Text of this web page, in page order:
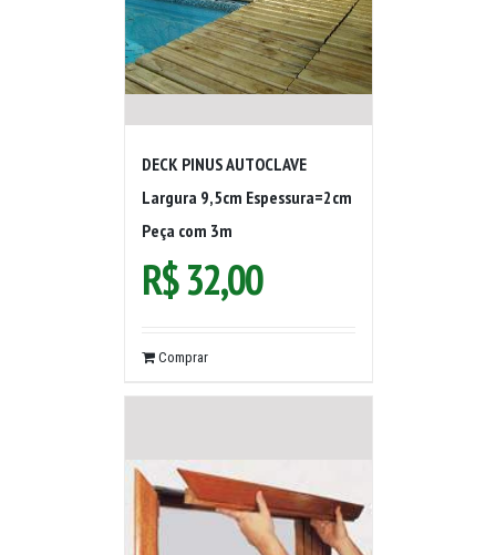
DECK PINUS AUTOCLAVE
Largura 9,5cm Espessura=2cm
Peça com 3m
R$32,00
Comprar